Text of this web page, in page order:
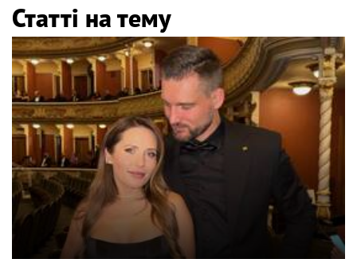
Статті на тему